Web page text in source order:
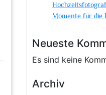
Momente für die
Neueste
Es sind keine
Archiv